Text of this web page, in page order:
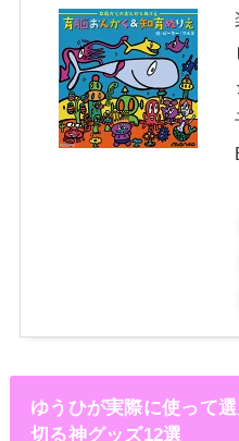
ゆうひが実際に使って
切る神グッズ12選